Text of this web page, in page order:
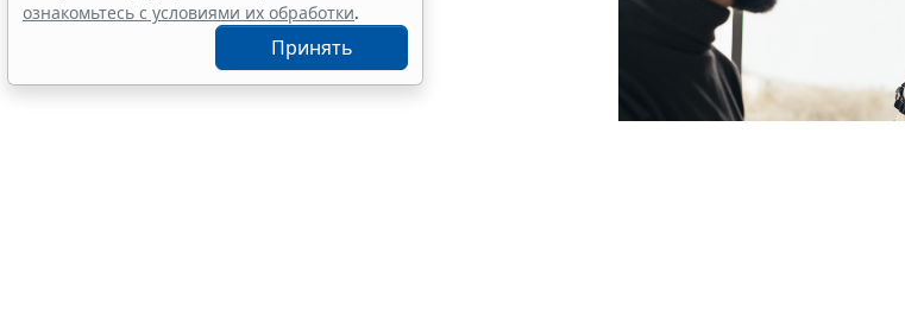
ознакомьтесь с условиями их обработки.
Принять